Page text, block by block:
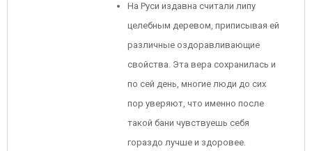
На Руси издавна считали липу
целебным деревом, приписывая ей
различные оздоравливающие
свойства. Эта вера сохранилась и
по сей день, многие люди до сих
пор уверяют, что именно после
такой бани чувствуешь себя
гораздо лучше и здоровее.